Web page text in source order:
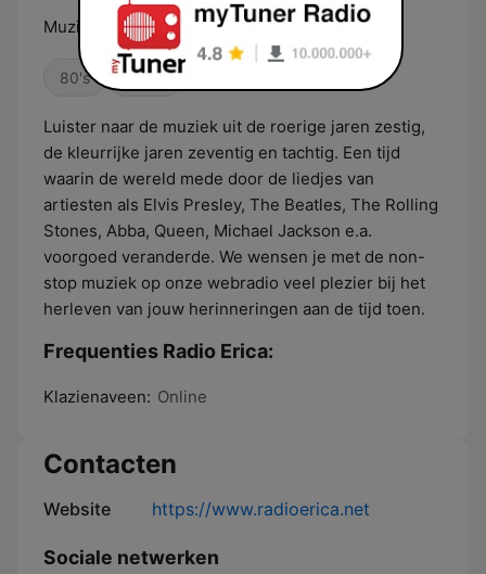
Muziekherinneringen!
80's Oldies
Luister naar de muziek uit de roerige jaren zestig,
de kleurrijke jaren zeventig en tachtig. Een tijd
waarin de wereld mede door de liedjes van
artiesten als Elvis Presley, The Beatles, The Rolling
Stones, Abba, Queen, Michael Jackson e.a.
voorgoed veranderde. We wensen je met de non-
stop muziek op onze webradio veel plezier bij het
herleven van jouw herinneringen aan de tijd toen.
Frequenties Radio Erica:
Klazienaveen: Online
Contacten
Website https://www.radioerica.net
Sociale netwerken